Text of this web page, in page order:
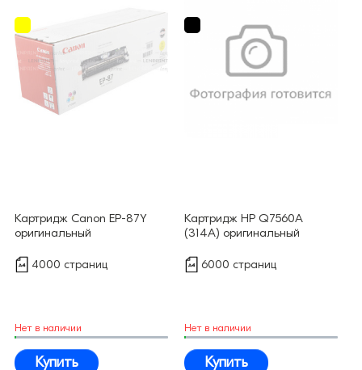
Картридж Canon EP-87Y
оригинальный
4000 страниц
Нет в наличии
Купить
Картридж HP Q7560A
(314A) оригинальный
6000 страниц
Нет в наличии
Купить